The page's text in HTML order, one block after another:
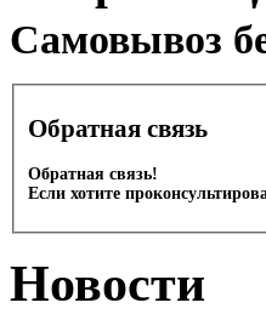
Cамовывоз
Обратная связь
Обратная связь!
Если хотите
Новости